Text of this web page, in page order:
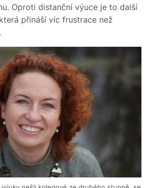
Oproti distanční výuce je to další
přináší víc frustrace než